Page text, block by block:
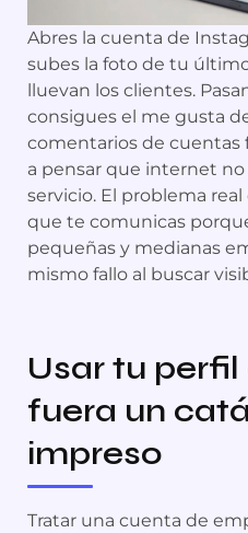
Abres la cuenta de
subes la foto de tu
lluevan los clientes.
consigues el me gusta
comentarios de cuentas
a pensar que internet
servicio. El problema
que te comunicas
pequeñas y medianas
mismo fallo al buscar
Usar tu
fuera un
impreso
Tratar una cuenta de